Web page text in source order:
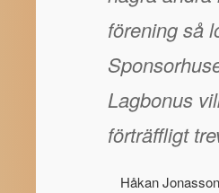
förening så
Lagbonus
förträffligt
Håkan